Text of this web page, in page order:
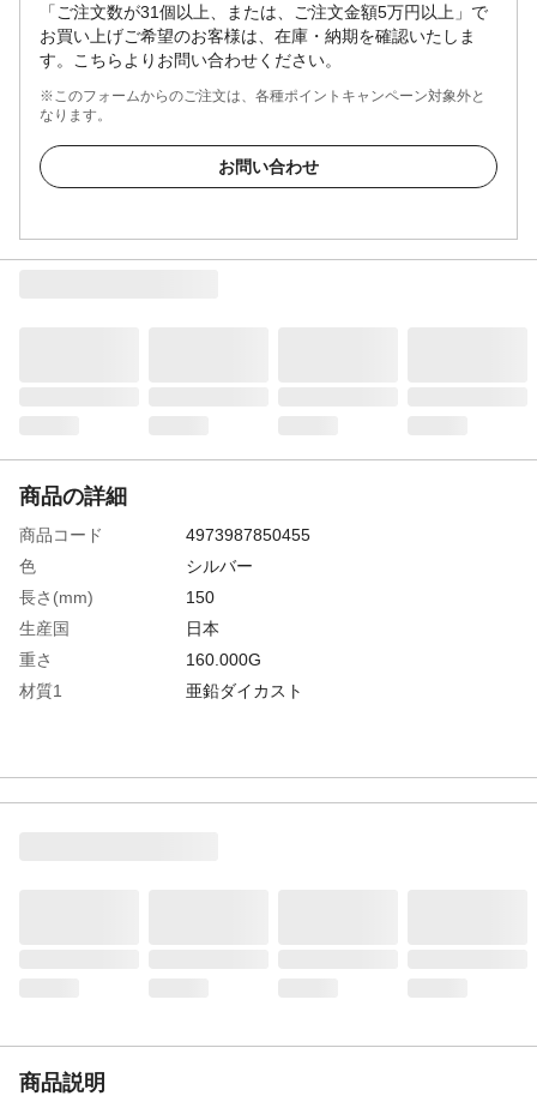
「ご注文数が31個以上、または、ご注文金額5万円以上」で
お買い上げご希望のお客様は、在庫・納期を確認いたしま
す。こちらよりお問い合わせください。
※このフォームからのご注文は、各種ポイントキャンペーン対象外と
なります。
お問い合わせ
商品の詳細
商品コード
4973987850455
色
シルバー
長さ(mm)
150
生産国
日本
重さ
160.000G
材質1
亜鉛ダイカスト
商品説明